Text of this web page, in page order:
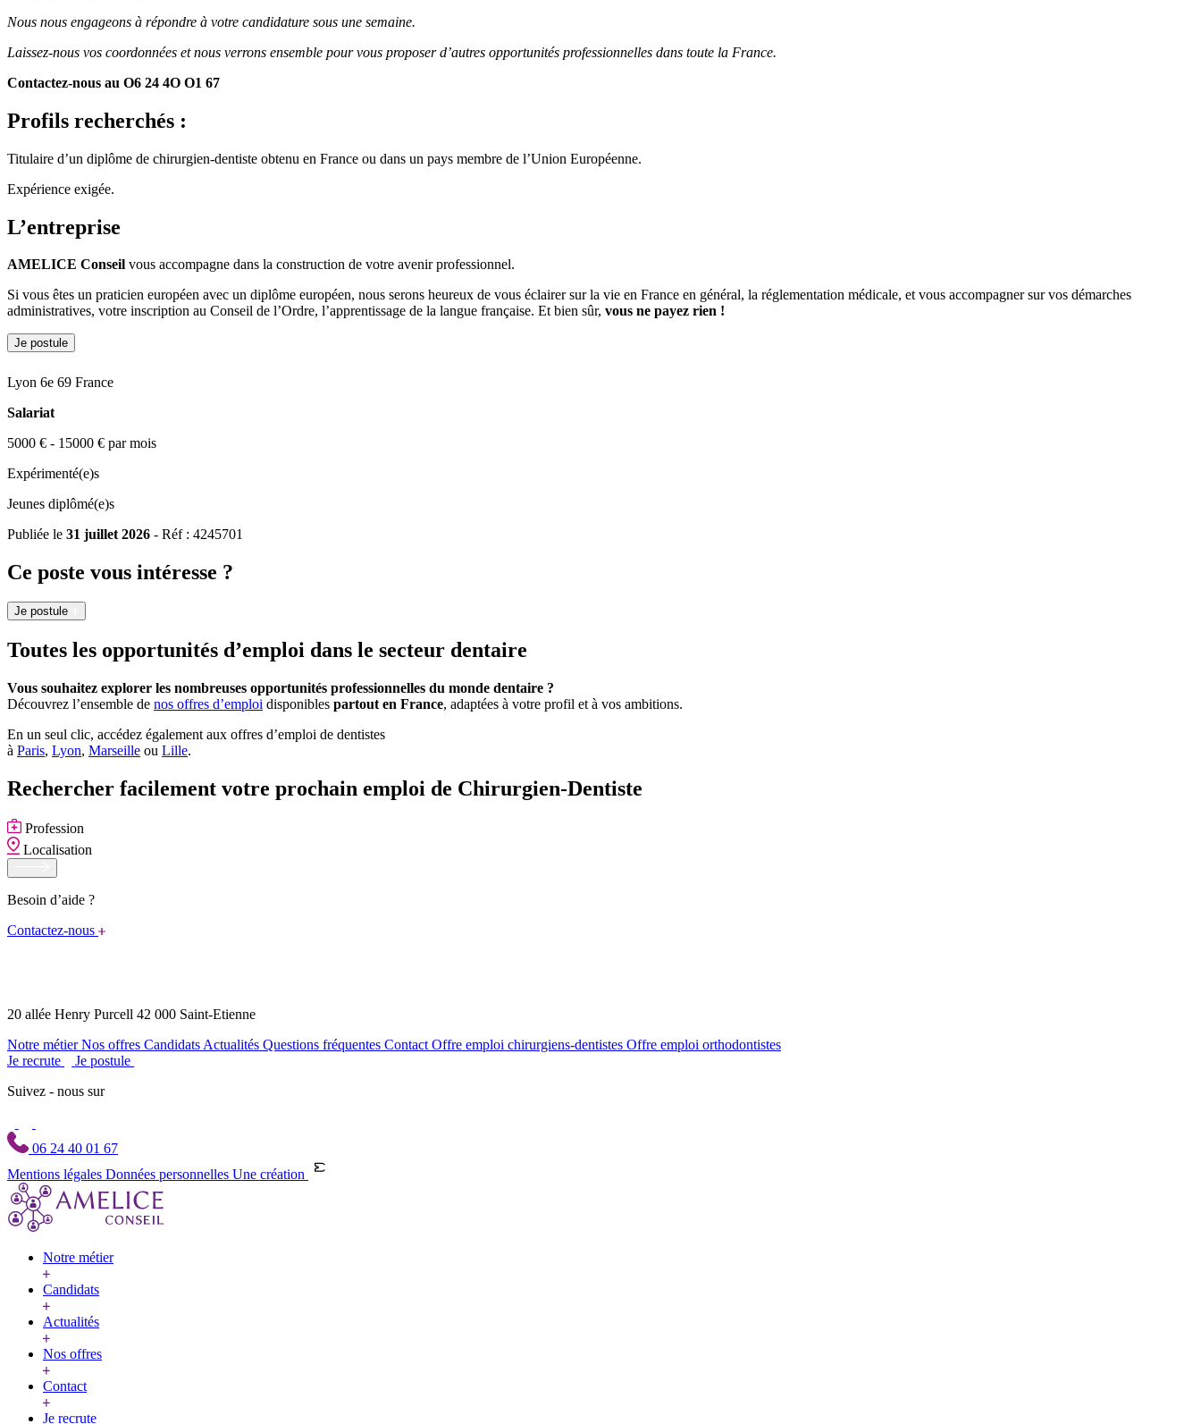
Nous nous engageons à répondre à votre candidature sous une semaine.
Laissez-nous vos coordonnées et nous verrons ensemble pour vous proposer d’autres opportunités professionnelles dans toute la France.
Contactez-nous au O6 24 4O O1 67
Profils recherchés :
Titulaire d’un diplôme de chirurgien-dentiste obtenu en France ou dans un pays membre de l’Union Européenne.
Expérience exigée.
L’entreprise
AMELICE Conseil vous accompagne dans la construction de votre avenir professionnel.
Si vous êtes un praticien européen avec un diplôme européen, nous serons heureux de vous éclairer sur la vie en France en général, la réglementation médicale, et vous accompagner sur vos démarches
administratives, votre inscription au Conseil de l’Ordre, l’apprentissage de la langue française. Et bien sûr, vous ne payez rien !
Je postule
Lyon 6e 69 France
Salariat
5000 € - 15000 € par mois
Expérimenté(e)s
Jeunes diplômé(e)s
Publiée le 31 juillet 2026 - Réf : 4245701
Ce poste vous intéresse ?
Je postule
Toutes les opportunités d’emploi dans le secteur dentaire
Vous souhaitez explorer les nombreuses opportunités professionnelles du monde dentaire ?
Découvrez l’ensemble de nos offres d’emploi disponibles partout en France, adaptées à votre profil et à vos ambitions.
En un seul clic, accédez également aux offres d’emploi de dentistes
à Paris, Lyon, Marseille ou Lille.
Rechercher facilement votre prochain emploi de Chirurgien-Dentiste
Profession
Localisation
Besoin d’aide ?
Contactez-nous
20 allée Henry Purcell 42 000 Saint-Etienne
Notre métierNos offres Candidats Actualités Questions fréquentes Contact Offre emploi chirurgiens-dentistes Offre emploi orthodontistes
Je recrute
Je postule
Suivez - nous sur
06 24 40 01 67
Mentions légales Données personnelles Une création
Notre métier
Candidats
Actualités
Nos offres
Contact
Je recrute